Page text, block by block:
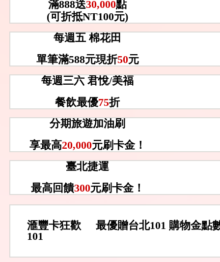
滿888送30,000點
(可折抵NT100元)
每週五 棉花田
單筆滿588元現折50元
每週三六 君悅/美福
餐飲最優75折
分期旅遊加油刷
享最高20,000元刷卡金！
臺北捷運
最高回饋300元刷卡金！
滙豐卡狂歡
101
最優贈台北101 購物金點